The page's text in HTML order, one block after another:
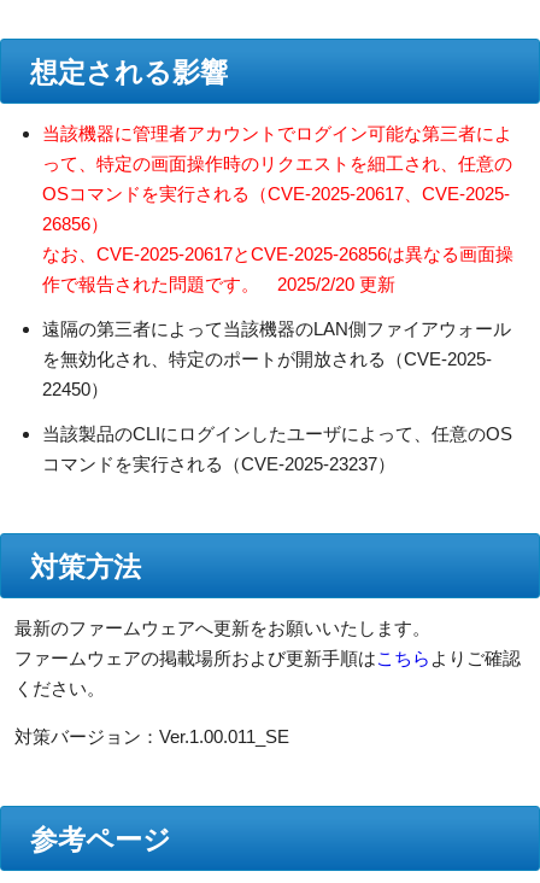
想定される影響
当該機器に管理者アカウントでログイン可能な第三者によ
って、特定の画面操作時のリクエストを細工され、任意の
OSコマンドを実行される（CVE-2025-20617、CVE-2025-
26856）
なお、CVE-2025-20617とCVE-2025-26856は異なる画面操
作で報告された問題です。 2025/2/20 更新
遠隔の第三者によって当該機器のLAN側ファイアウォール
を無効化され、特定のポートが開放される（CVE-2025-
22450）
当該製品のCLIにログインしたユーザによって、任意のOS
コマンドを実行される（CVE-2025-23237）
対策方法
最新のファームウェアへ更新をお願いいたします。
ファームウェアの掲載場所および更新手順はこちら よりご確認
ください。
対策バージョン：Ver.1.00.011_SE
参考ページ